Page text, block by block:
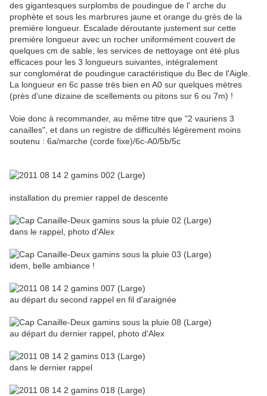
des gigantesques surplombs de poudingue de l' arche du
prophète et sous les marbrures jaune et orange du grès de la
première longueur. Escalade déroutante justement sur cette
première longueur avec un rocher uniformément couvert de
quelques cm de sable, les services de nettoyage ont été plus
efficaces pour les 3 longueurs suivantes, intégralement
sur conglomérat de poudingue caractéristique du Bec de l'Aigle.
La longueur en 6c passe très bien en A0 sur quelques mètres
(près d'une dizaine de scellements ou pitons sur 6 ou 7m) !
Voie donc à recommander, au même titre que "2 vauriens 3
canailles", et dans un registre de difficultés légèrement moins
soutenu : 6a/marche (corde fixe)/6c-A0/5b/5c
installation du premier rappel de descente
dans le rappel, photo d'Alex
idem, belle ambiance !
au départ du second rappel en fil d'araignée
au départ du dernier rappel, photo d'Alex
dans le dernier rappel